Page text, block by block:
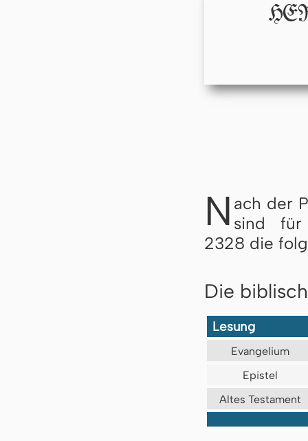
N ach der
sind
2328 die
Die
Lesung
Evangelium
Epistel
Altes Testament